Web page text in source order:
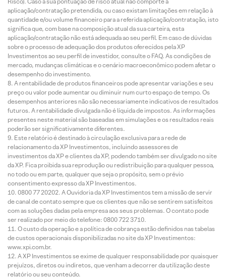
aplicação/contratação pretendida, ou caso existam limitações em relação à
quantidade e/ou volume financeiro para a referida aplicação/contratação, isto
significa que, com base na composição atual da sua carteira, esta
aplicação/contratação não está adequada ao seu perfil. Em caso de dúvidas
sobre o processo de adequação dos produtos oferecidos pela XP
Investimentos ao seu perfil de investidor, consulte o FAQ. As condições de
mercado, mudanças climáticas e o cenário macroeconômico podem afetar o
desempenho do investimento.
A rentabilidade de produtos financeiros pode apresentar variações e seu
preço ou valor pode aumentar ou diminuir num curto espaço de tempo. Os
desempenhos anteriores não são necessariamente indicativos de resultados
futuros. A rentabilidade divulgada não é líquida de impostos. As informações
presentes neste material são baseadas em simulações e os resultados reais
poderão ser significativamente diferentes.
Este relatório é destinado à circulação exclusiva para a rede de
relacionamento da XP Investimentos, incluindo assessores de
investimentos da XP e clientes da XP, podendo também ser divulgado no site
da XP. Fica proibida sua reprodução ou redistribuição para qualquer pessoa,
no todo ou em parte, qualquer que seja o propósito, sem o prévio
consentimento expresso da XP Investimentos.
0800 77 20202. A Ouvidoria da XP Investimentos tem a missão de servir
de canal de contato sempre que os clientes que não se sentirem satisfeitos
com as soluções dadas pela empresa aos seus problemas. O contato pode
ser realizado por meio do telefone: 0800 722 3710.
O custo da operação e a política de cobrança estão definidos nas tabelas
de custos operacionais disponibilizadas no site da XP Investimentos:
www.xpi.com.br.
A XP Investimentos se exime de qualquer responsabilidade por quaisquer
prejuízos, diretos ou indiretos, que venham a decorrer da utilização deste
relatório ou seu conteúdo.